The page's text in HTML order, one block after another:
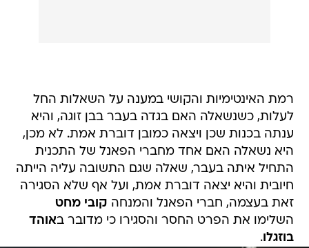
רמת האינטימיות והקושי במענה על השאלות החל
לעלות, כשנשאלה האם בגדה בעבר בבן זוגה, והיא
ענתה בכנות שכן ויצאה כמובן דוברת אמת. לא מכן,
היא נשאלה האם אחד מחברי הפאנל של התכנית
התחיל איתה בעבר, שאלה שגם התשובה עליה הייתה
חיובית והיא יצאה דוברת אמת, ועל אף שלא הסגירה
זאת בעצמה, חברי הפאנל והמנחה קובי מחט
השלימו את הפרט החסר והסגירו כי מדובר באוהד
בוזגלו.